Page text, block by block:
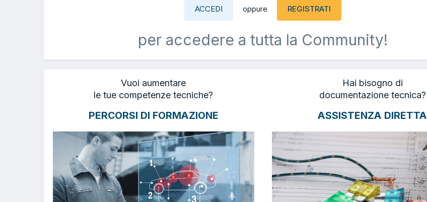
ACCEDI oppure REGISTRATI
per accedere a tutta la Community!
Vuoi aumentare
le tue competenze tecniche?
PERCORSI DI FORMAZIONE
Hai bisogno di
documentazione tecnica?
ASSISTENZA DIRETTA